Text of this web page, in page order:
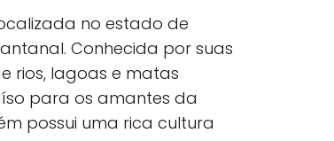
no estado de
Conhecida por suas
rios, lagoas e matas
para os amantes da
possui uma rica cultura